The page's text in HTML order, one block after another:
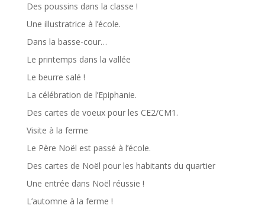
Des poussins dans la classe !
Une illustratrice à l’école.
Dans la basse-cour…
Le printemps dans la vallée
Le beurre salé !
La célébration de l’Epiphanie.
Des cartes de voeux pour les CE2/CM1.
Visite à la ferme
Le Père Noël est passé à l’école.
Des cartes de Noël pour les habitants du quartier
Une entrée dans Noël réussie !
L’automne à la ferme !